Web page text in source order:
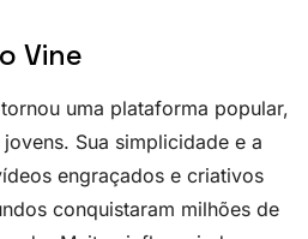
Vine
uma plataforma popular,
Sua simplicidade e a
engraçados e criativos
conquistaram milhões de